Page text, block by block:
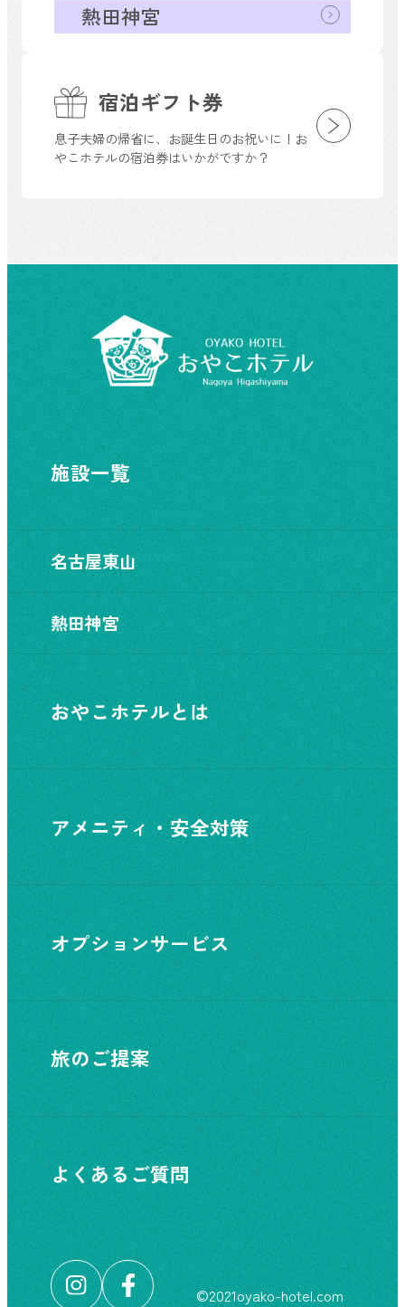
宿泊ギフト券
息子夫婦の帰省に、お誕生日のお祝いに！お
やこホテルの宿泊券はいかがですか？
熱田神宮
施設一覧
名古屋東山
熱田神宮
おやこホテルとは
アメニティ・安全対策
オプションサービス
旅のご提案
よくあるご質問
©︎2021oyako-hotel.com